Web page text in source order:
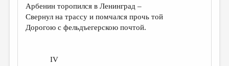
Арбенин торопился в Ленинград ­–
Свернул на трассу и помчался прочь той
Дорогою ­с фельдъегерскою почтой.
IV